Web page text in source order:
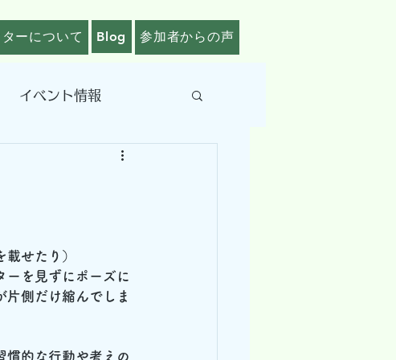
ーについて Blog 参加者からの声
イベント情報
せたり）
ーを見ずにポーズに
側だけ縮んでしま
慣的な行動や考えの